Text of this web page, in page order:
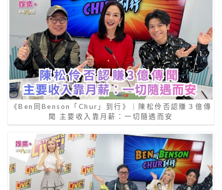
《Ben同Benson「Chur」到行》｜陳松伶否認賺３億傳
聞 主要收入靠月薪：一切隨遇而安